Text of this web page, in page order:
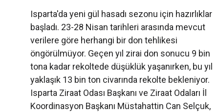
Isparta'da yeni gül hasadı sezonu için hazırlıklar
başladı. 23-28 Nisan tarihleri arasında mevcut
verilere göre herhangi bir don tehlikesi
öngörülmüyor. Geçen yıl zirai don sonucu 9 bin
tona kadar rekoltede düşüklük yaşanırken, bu yıl
yaklaşık 13 bin ton civarında rekolte bekleniyor.
Isparta Ziraat Odası Başkanı ve Ziraat Odaları İl
Koordinasyon Başkanı Müstahattin Can Selçuk,